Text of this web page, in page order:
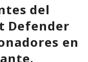
del
Defender
en